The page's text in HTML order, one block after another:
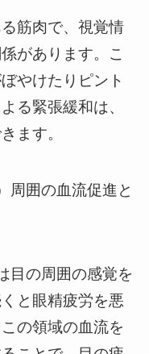
筋肉で、視覚情
があります。こ
やけたりピント
る緊張緩和は、
ます。
周囲の血流促進と
目の周囲の感覚を
と眼精疲労を悪
の領域の血流を